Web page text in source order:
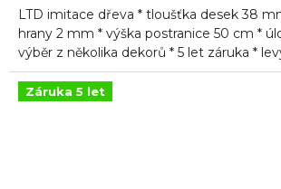
z
5
hvězdiček.
LTD imitace dřeva * tloušťka desek 38
hrany 2 mm * výška postranice 50 cm *
výběr z několika dekorů * 5 let záruka *
Záruka 5 let